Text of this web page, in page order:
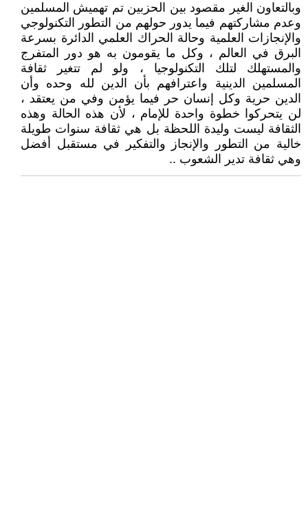
وبالتعاون الغير مقصود بين الحزبين تم تهميش المسلمين
وعدم مشاركتهم فيما يدور حولهم من التطور التكنولوجي
والإنجازات العلمية وحالة الحراك العلمي الدائرة بسرعة
البرق في العالم ، وكل ما يقومون به هو دور المتفرج
والمستهلك لتلك التكنولوجيا ، ولو لم تتغير ثقافة
المسلمين الدينية واعترافهم بأن الدين لله وحده وأن
الدين حرية وكل إنسان حر فيما يؤمن وفي من يعتقد ،
لن يتحركوا خطوة واحدة للإمام ، لأن هذه الحالة وهذه
الثقافة ليست وليدة اللحظة بل هي ثقافة سنوات طويلة
خالية من التطور والإنجاز والتفكير في مستقبل أفضل
وهي ثقافة تدير الشعوب ..